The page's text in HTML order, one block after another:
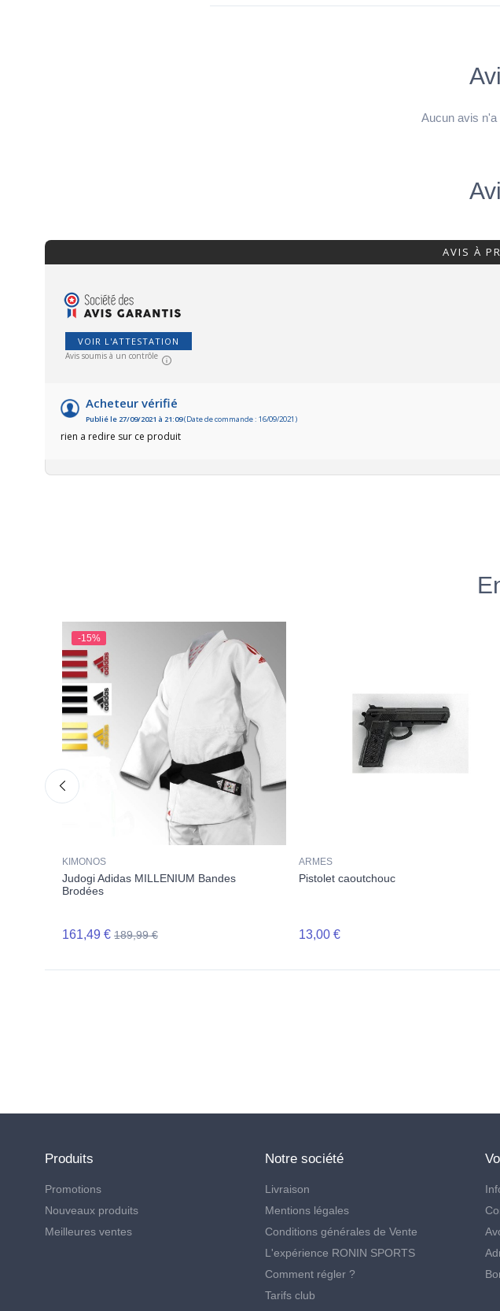
AVIS À
VOIR L'ATTESTATION
Avis soumis à un contrôle
Acheteur vérifié
Publié le 27/09/2021 à 21:09(Date de commande : 16/09/2021)
rien a redire sur ce produit
Aucun avis n'a
-15%
KIMONOS
Judogi Adidas MILLENIUM Bandes
Brodées
161,49 € 189,99 €
ARMES
Pistolet caoutchouc
13,00 €
Produits
Promotions
Nouveaux produits
Meilleures ventes
Notre société
Livraison
Mentions légales
Conditions générales de Vente
L'expérience RONIN SPORTS
Comment régler ?
Tarifs club